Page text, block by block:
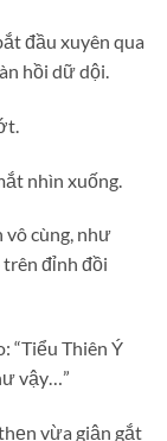
đầu xuyên qua
hồi dữ dội.
nhìn xuống.
vô cùng, như
đỉnh đồi
“Tiểu Thiên Ý
vậy…”
vừa giận gắt